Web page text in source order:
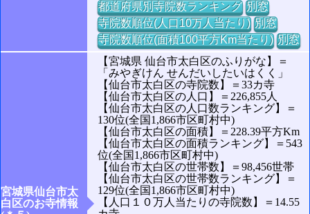
都道府県別寺院数ランキング 別窓
寺院数順位(人口10万人当たり) 別窓
寺院数順位(面積100平方Km当たり) 別窓
宮城県仙台市太
白区のお寺情報
【宮城県 仙台市太白区のふりがな】＝
「みやぎけん せんだいしたいはくく」
【仙台市太白区の寺院数】＝33カ寺
【仙台市太白区の人口】＝226,855人
【仙台市太白区の人口数ランキング】＝
130位(全国1,866市区町村中)
【仙台市太白区の面積】＝228.39平方Km
【仙台市太白区の面積ランキング】＝543
位(全国1,866市区町村中)
【仙台市太白区の世帯数】＝98,456世帯
【仙台市太白区の世帯数ランキング】＝
129位(全国1,866市区町村中)
【人口１０万人当たりの寺院数】＝14.55